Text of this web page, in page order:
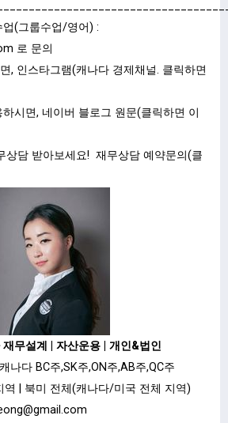
(그룹수업/영어) :
로 문의
, 인스타그램(캐나다 경제채널. 클릭하면
시면, 네이버 블로그 원문(클릭하면 이
상담 받아보세요! 재무상담 예약문의(클
무설계 | 자산운용 | 개인&법인
나다 BC주,SK주,ON주,AB주,QC주
역 | 북미 전체(캐나다/미국 전체 지역)